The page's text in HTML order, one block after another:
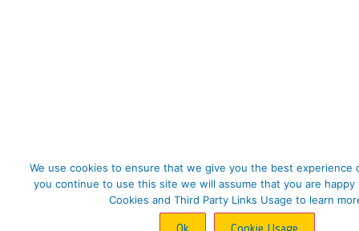
We use cookies to ensure that we give you the best experience
you continue to use this site we will assume that you are happy
Cookies and Third Party Links Usage to learn